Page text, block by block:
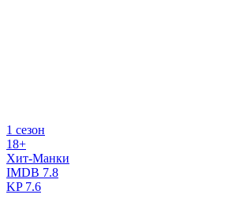
1 сезон
18+
Хит-Манки
IMDB 7.8
KP7.6